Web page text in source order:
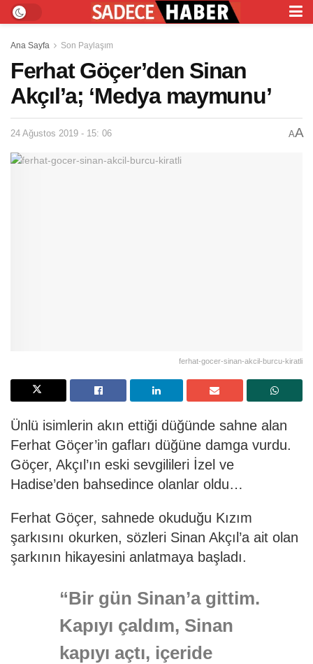
Ana Sayfa Son Paylaşım
Ferhat Göçer’den Sinan
Akçıl’a; ‘Medya maymunu’
24 Ağustos 2019 - 15: 06 AA
ferhat-gocer-sinan-akcil-burcu-kiratli
Ünlü isimlerin akın ettiği düğünde sahne alan
Ferhat Göçer’in gafları düğüne damga vurdu.
Göçer, Akçıl’ın eski sevgilileri İzel ve
Hadise’den bahsedince olanlar oldu…
Ferhat Göçer, sahnede okuduğu Kızım
şarkısını okurken, sözleri Sinan Akçıl’a ait olan
şarkının hikayesini anlatmaya başladı.
“Bir gün Sinan’a gittim.
Kapıyı çaldım, Sinan
kapıyı açtı, içeride